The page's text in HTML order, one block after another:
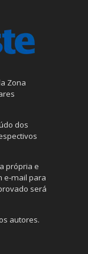
Zona
dos
própria e
e-mail para
será
autores.